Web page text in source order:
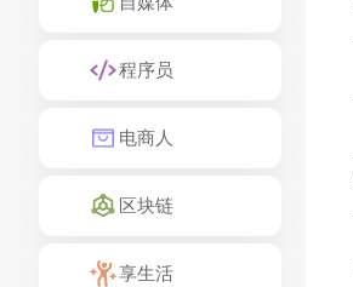
程序员
电商人
区块链
享生活